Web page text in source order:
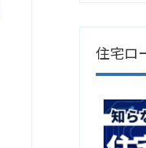
住宅ロ